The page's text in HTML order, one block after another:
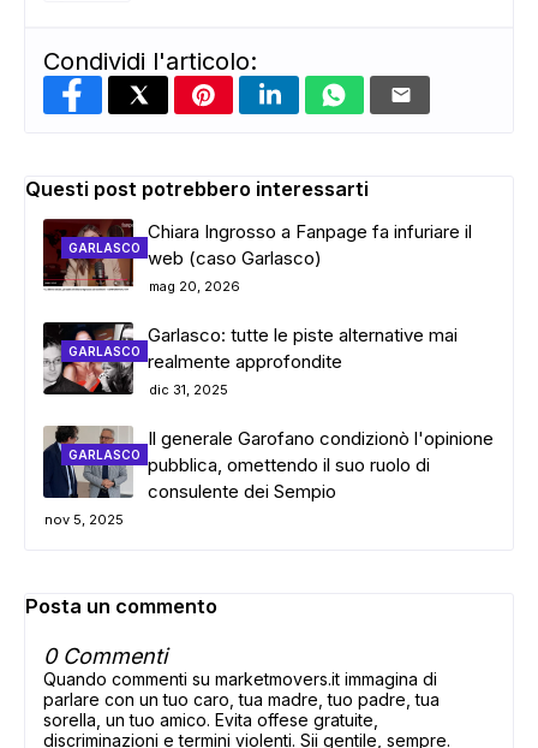
Condividi l'articolo:
Questi post potrebbero interessarti
GARLASCO
Chiara Ingrosso a Fanpage fa infuriare il
web (caso Garlasco)
mag 20, 2026
GARLASCO
Garlasco: tutte le piste alternative mai
realmente approfondite
dic 31, 2025
GARLASCO
Il generale Garofano condizionò l'opinione
pubblica, omettendo il suo ruolo di
consulente dei Sempio
nov 5, 2025
Posta un commento
0 Commenti
Quando commenti su marketmovers.it immagina di
parlare con un tuo caro, tua madre, tuo padre, tua
sorella, un tuo amico. Evita offese gratuite,
discriminazioni e termini violenti. Sii gentile, sempre.